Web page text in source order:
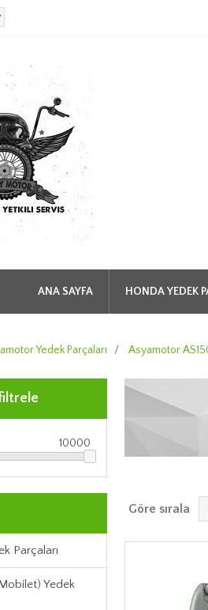
ANA SAYFA HONDA YEDEK
Yedek Parçaları / Asyamotor
10000
Parçaları
Yedek
Göre sırala